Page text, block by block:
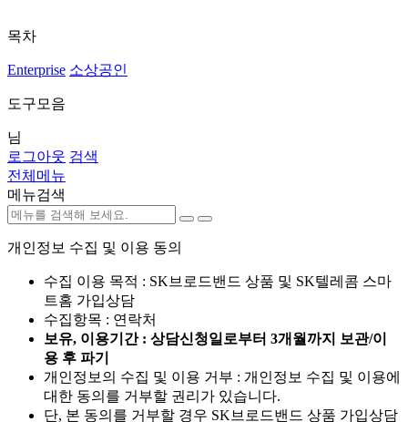
목차
Enterprise 소상공인
도구모음
님
로그아웃 검색
전체메뉴
메뉴검색
개인정보 수집 및 이용 동의
수집 이용 목적 : SK브로드밴드 상품 및 SK텔레콤 스마
트홈 가입상담
수집항목 : 연락처
보유, 이용기간 : 상담신청일로부터 3개월까지 보관/이
용 후 파기
개인정보의 수집 및 이용 거부 : 개인정보 수집 및 이용에
대한 동의를 거부할 권리가 있습니다.
단, 본 동의를 거부할 경우 SK브로드밴드 상품 가입상담